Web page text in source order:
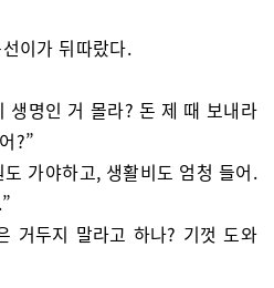
이가 뒤따랐다.
생명인 거 몰라? 돈 제 때 보내라
?”
가야하고, 생활비도 엄청 들어.
거두지 말라고 하나? 기껏 도와